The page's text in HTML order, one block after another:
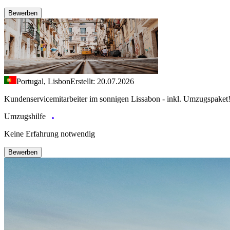
Bewerben
Portugal, LisbonErstellt: 20.07.2026
Kundenservicemitarbeiter im sonnigen Lissabon - inkl. Umzugspaket!
Umzugshilfe
Keine Erfahrung notwendig
Bewerben